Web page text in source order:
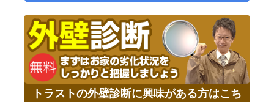
トラストの外壁診断に興味がある方はこち